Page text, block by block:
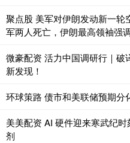
聚点股 美军对伊朗发动新一轮
军两人死亡，伊朗最高领袖强
微豪配资 活力中国调研行｜破
新发现！
环球策路 债市和美联储预期分
美美配资 AI 硬件迎来寒武纪
剂